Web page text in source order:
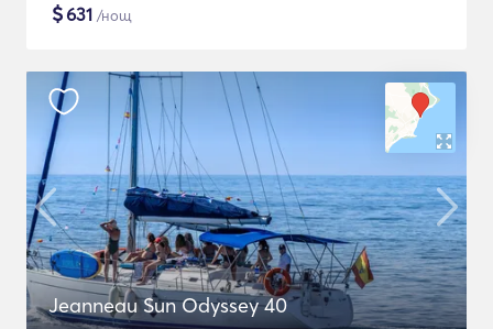
$631 /нощ
Jeanneau Sun Odyssey 40